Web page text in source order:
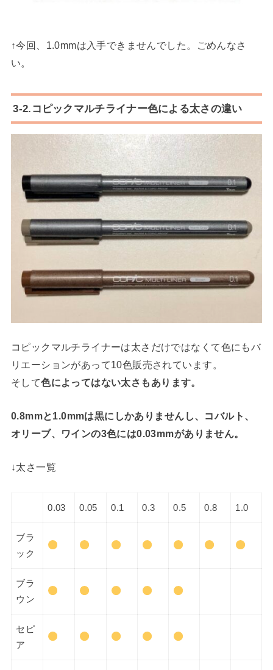
↑今回、1.0mmは入手できませんでした。ごめんなさ
い。
3-2.コピックマルチライナー色による太さの違い
コピックマルチライナーは太さだけではなくて色にもバ
リエーションがあって10色販売されています。
そして色によってはない太さもあります。
0.8mmと1.0mmは黒にしかありませんし、コバルト、
オリーブ、ワインの3色には0.03mmがありません。
↓太さ一覧
0.03 0.05 0.1 0.3 0.5 0.8 1.0
ブラ
ック
ブラ
ウン
セピ
ア